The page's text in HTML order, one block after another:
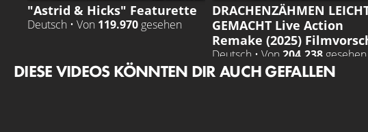
"Astrid & Hicks" Featurette
Deutsch • Von 119.970 gesehen
DRACHENZÄHMEN
GEMACHT Live Action
Remake (2025)
Deutsch • Von 204.238 gesehen
DIESE VIDEOS KÖNNTEN DIR AUCH GEFALLEN